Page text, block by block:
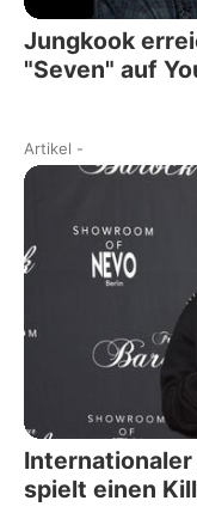
Jungkook
"Seven" auf
Artikel -
spielt einen